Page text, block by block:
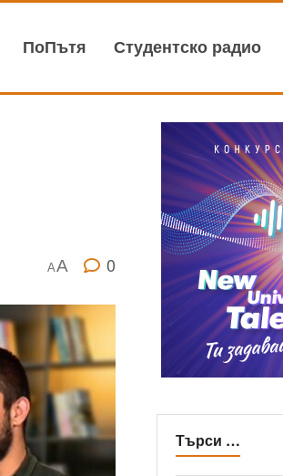
ПоПътя Студентско радио
AA 0
Търси …